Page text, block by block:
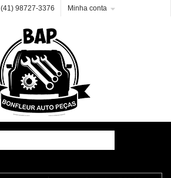
(41) 98727-3376 Minha conta